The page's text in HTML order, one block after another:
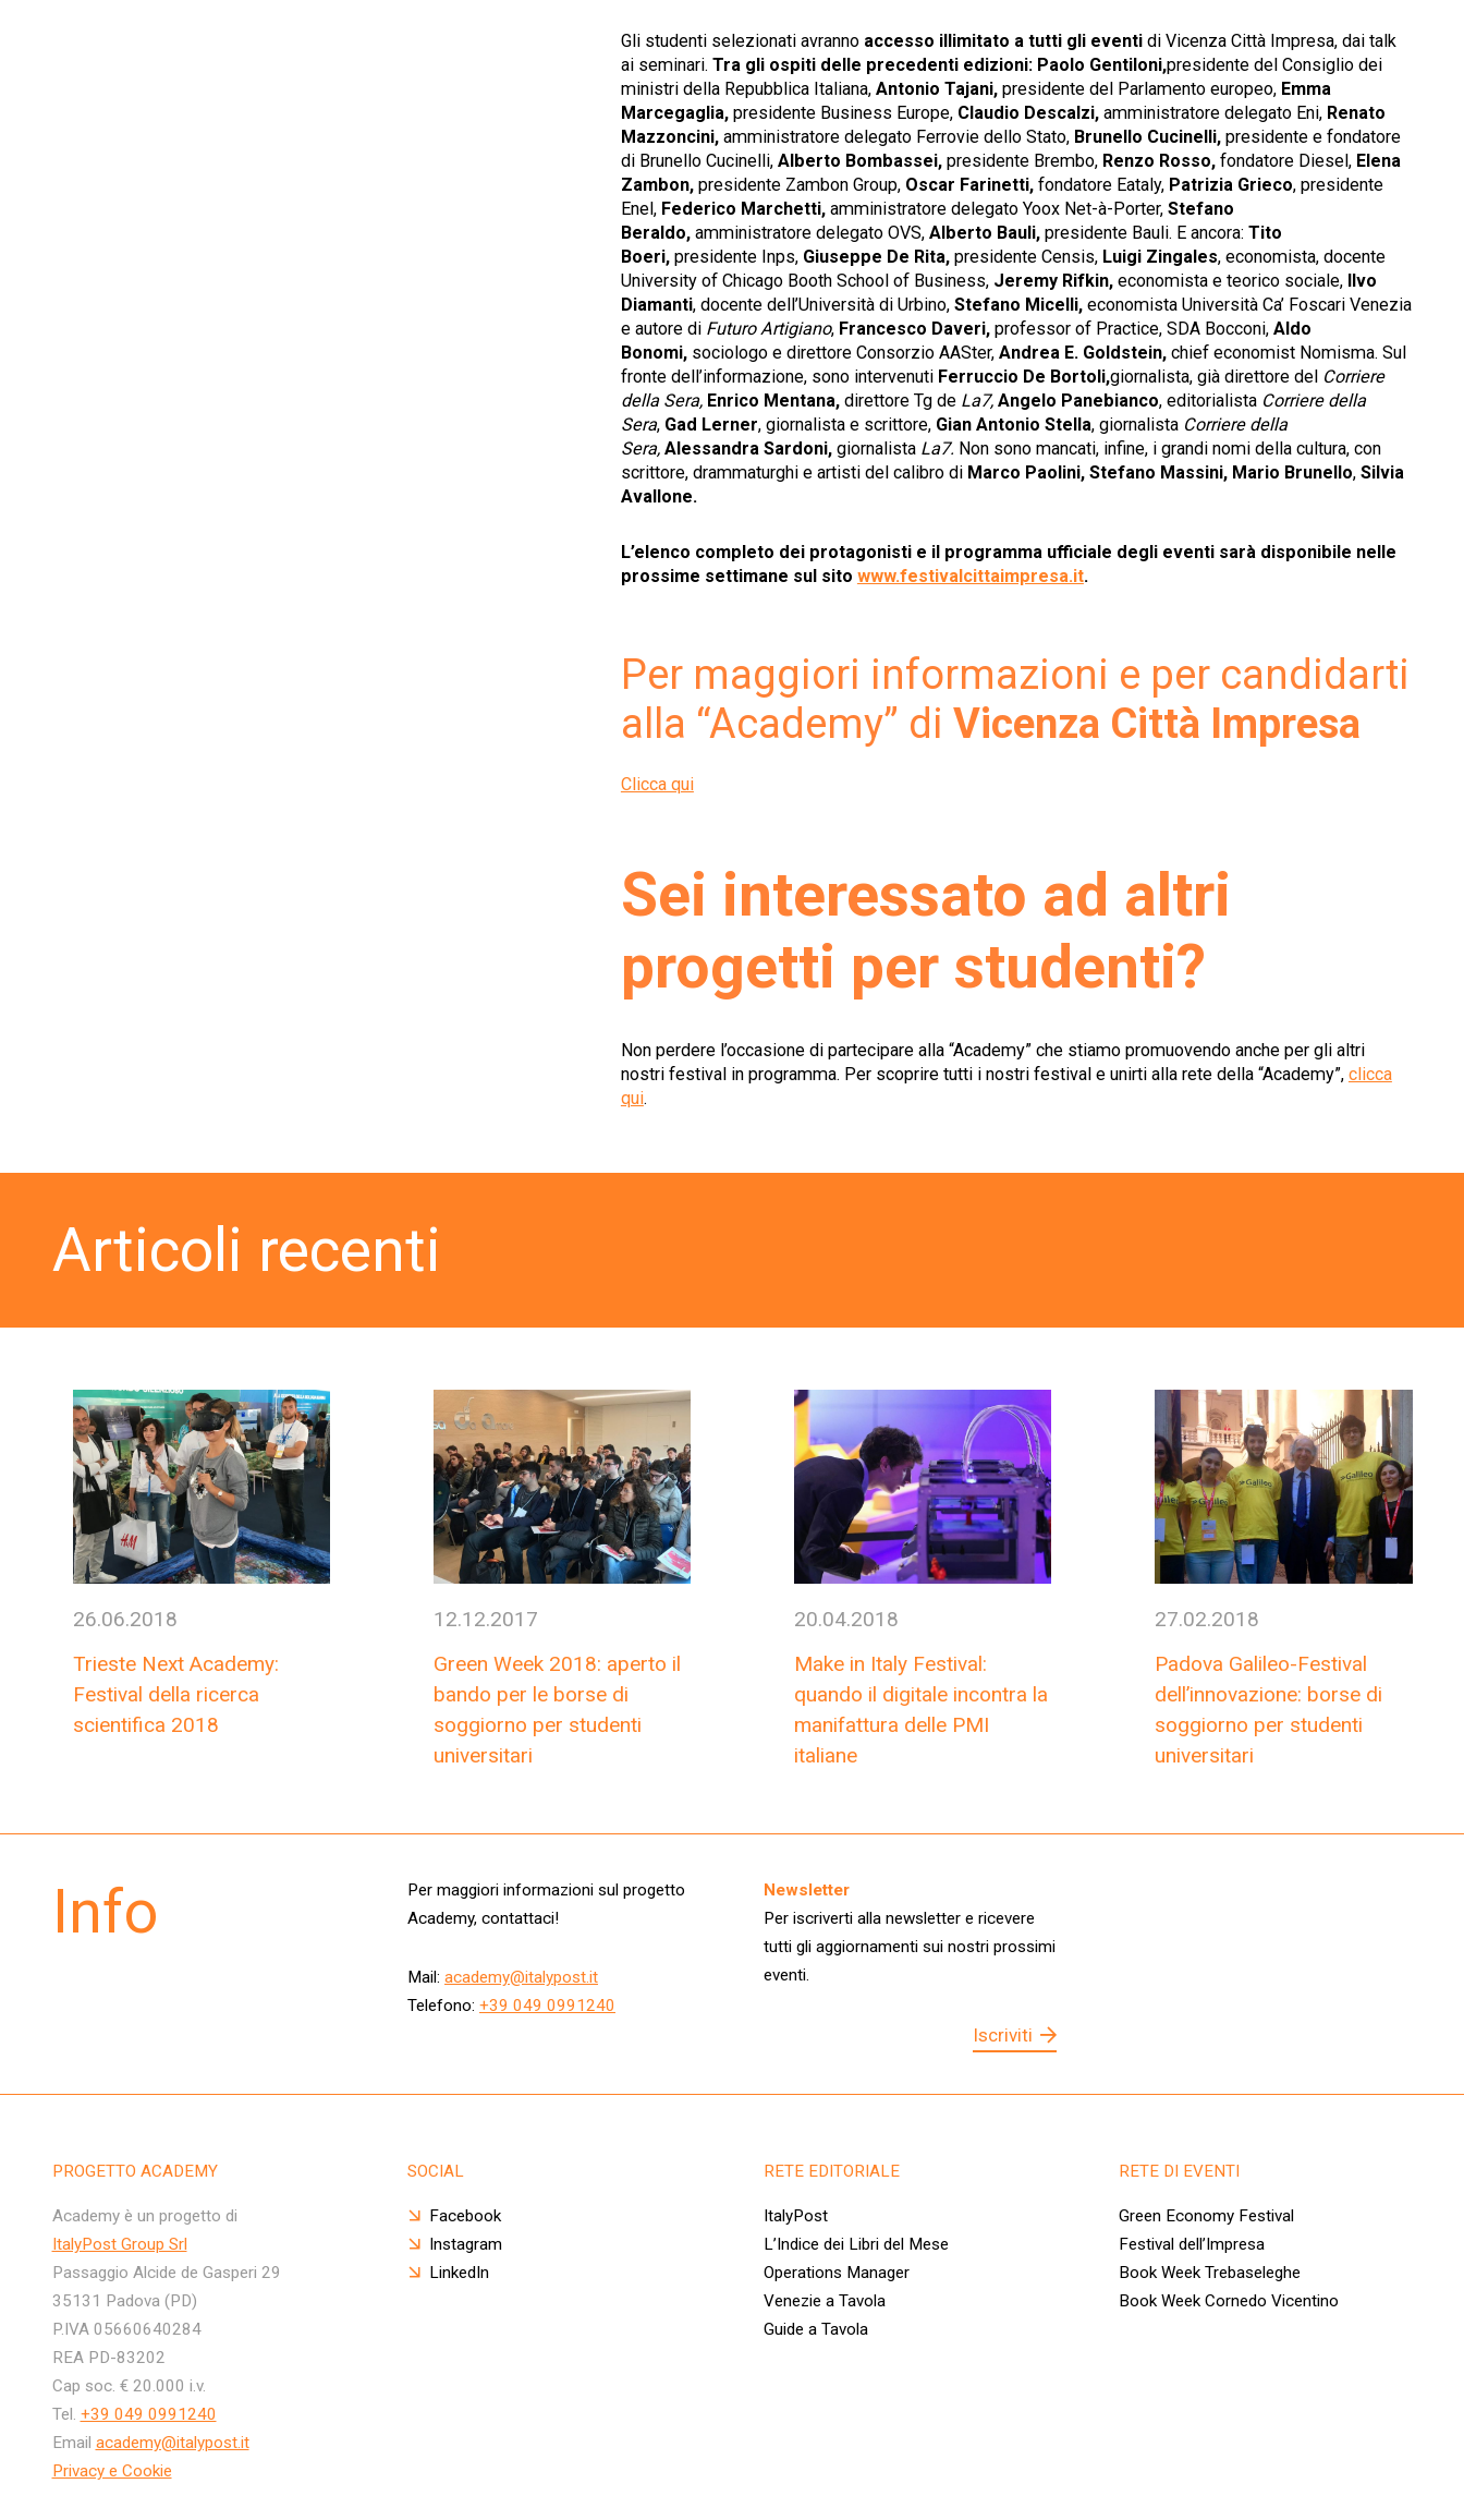
Gli studenti selezionati avranno accesso illimitato a tutti gli eventi di Vicenza Città Impresa, dai talk
ai seminari. Tra gli ospiti delle precedenti edizioni: Paolo Gentiloni,presidente del Consiglio dei
ministri della Repubblica Italiana, Antonio Tajani,presidente del Parlamento europeo, Emma
Marcegaglia,presidente Business Europe, Claudio Descalzi,amministratore delegato Eni, Renato
Mazzoncini, amministratore delegato Ferrovie dello Stato, Brunello Cucinelli, presidente e fondatore
di Brunello Cucinelli,Alberto Bombassei, presidente Brembo, Renzo Rosso, fondatore Diesel, Elena
Zambon,presidente Zambon Group, Oscar Farinetti, fondatore Eataly, Patrizia Grieco, presidente
Enel, Federico Marchetti, amministratore delegato Yoox Net-à-Porter, Stefano
Beraldo, amministratore delegato OVS, Alberto Bauli,presidente Bauli. E ancora: Tito
Boeri,presidente Inps, Giuseppe De Rita,presidente Censis, Luigi Zingales, economista, docente
University of Chicago Booth School of Business, Jeremy Rifkin,economista e teorico sociale, Ilvo
Diamanti, docente dell’Università di Urbino, Stefano Micelli, economista Università Ca’ Foscari Venezia
e autore di Futuro Artigiano, Francesco Daveri,professor of Practice, SDA Bocconi, Aldo
Bonomi, sociologo e direttore Consorzio AASter, Andrea E. Goldstein,chief economist Nomisma. Sul
fronte dell’informazione, sono intervenuti Ferruccio De Bortoli,giornalista, già direttore del Corriere
della Sera, Enrico Mentana, direttore Tg de La7, Angelo Panebianco, editorialista Corriere della
Sera, Gad Lerner, giornalista e scrittore, Gian Antonio Stella, giornalista Corriere della
Sera, Alessandra Sardoni,giornalista La7. Non sono mancati, infine, i grandi nomi della cultura, con
scrittore, drammaturghi e artisti del calibro di Marco Paolini, Stefano Massini, Mario Brunello,Silvia
Avallone.
L’elenco completo dei protagonisti e il programma ufficiale degli eventi sarà disponibile nelle
prossime settimane sul sito www.festivalcittaimpresa.it.
Per maggiori informazioni e per candidarti
alla “Academy” di Vicenza Città Impresa
Clicca qui
Sei interessato ad altri
progetti per studenti?
Non perdere l’occasione di partecipare alla “Academy” che stiamo promuovendo anche per gli altri
nostri festival in programma. Per scoprire tutti i nostri festival e unirti alla rete della “Academy”, clicca
qui.
Articoli recenti
26.06.2018
Trieste Next Academy:
Festival della ricerca
scientifica 2018
12.12.2017
Green Week 2018: aperto il
bando per le borse di
soggiorno per studenti
universitari
20.04.2018
Make in Italy Festival:
quando il digitale incontra la
manifattura delle PMI
italiane
27.02.2018
Padova Galileo-Festival
dell’innovazione: borse di
soggiorno per studenti
universitari
Info
Per maggiori informazioni sul progetto
Academy, contattaci!
Mail: academy@italypost.it
Telefono: +39 049 0991240
Newsletter
Per iscriverti alla newsletter e ricevere
tutti gli aggiornamenti sui nostri prossimi
eventi.
Iscriviti
PROGETTO ACADEMY
Academy è un progetto di
ItalyPost Group Srl
Passaggio Alcide de Gasperi 29
35131 Padova (PD)
P.IVA 05660640284
REA PD-83202
Cap soc. € 20.000 i.v.
Tel. +39 049 0991240
Email academy@italypost.it
Privacy e Cookie
SOCIAL
Facebook
Instagram
LinkedIn
RETE EDITORIALE
ItalyPost
L’Indice dei Libri del Mese
Operations Manager
Venezie a Tavola
Guide a Tavola
RETE DI EVENTI
Green Economy Festival
Festival dell’Impresa
Book Week Trebaseleghe
Book Week Cornedo Vicentino